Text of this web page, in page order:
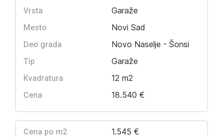
Vrsta Garaže
Mesto Novi Sad
Deo grada Novo Naselje - Šonsi
Tip Garaže
Kvadratura 12 m2
Cena 18.540 €
Cena po m2 1.545 €